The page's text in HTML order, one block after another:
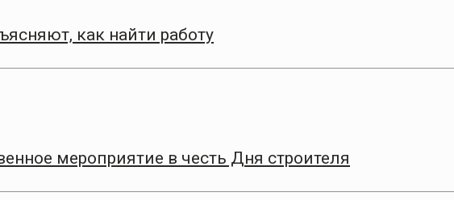
как найти работу
мероприятие в честь Дня строителя